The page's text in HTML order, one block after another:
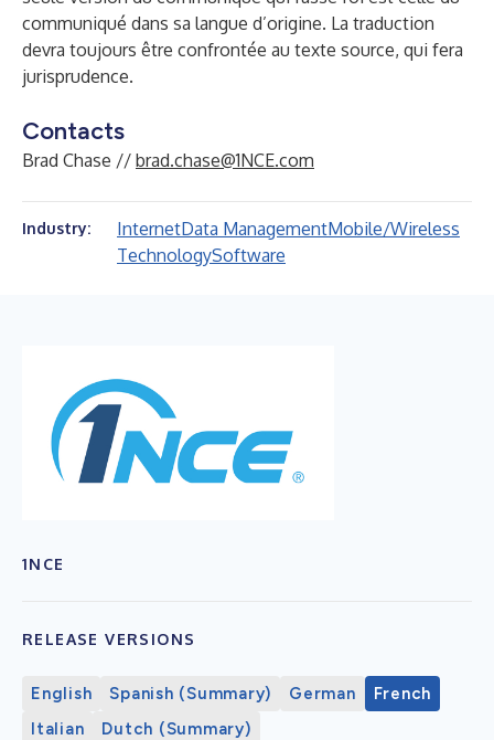
communiqué dans sa langue d’origine. La traduction
devra toujours être confrontée au texte source, qui fera
jurisprudence.
Contacts
Brad Chase // brad.chase@1NCE.com
Industry: InternetData ManagementMobile/Wireless
TechnologySoftware
1NCE
RELEASE VERSIONS
English Spanish (Summary) German
French
Italian
Dutch (Summary)